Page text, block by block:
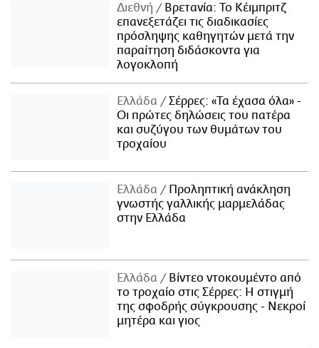
Διεθνή
Βρετανία: Το Κέιμπριτζ
επανεξετάζει τις διαδικασίες
πρόσληψης καθηγητών μετά την
παραίτηση διδάσκοντα για
λογοκλοπή
Ελλάδα
Σέρρες: «Τα έχασα όλα» -
Οι πρώτες δηλώσεις του πατέρα
και συζύγου των θυμάτων του
τροχαίου
Ελλάδα
Προληπτική ανάκληση
γνωστής γαλλικής μαρμελάδας
στην Ελλάδα
Ελλάδα
Βίντεο ντοκουμέντο από
το τροχαίο στις Σέρρες: Η στιγμή
της σφοδρής σύγκρουσης - Νεκροί
μητέρα και γιος